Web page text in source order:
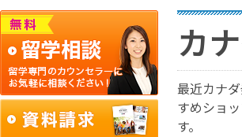
カ
最近カナ
すめショ
す。